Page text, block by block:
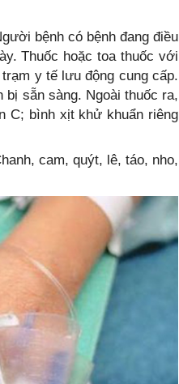
bệnh có bệnh đang điều
Thuốc hoặc toa thuốc với
y tế lưu động cung cấp.
bị sẵn sàng. Ngoài thuốc ra,
C; bình xịt khử khuẩn riêng
cam, quýt, lê, táo, nho,